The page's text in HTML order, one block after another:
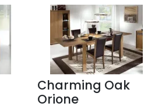
Charming Oak
Orione